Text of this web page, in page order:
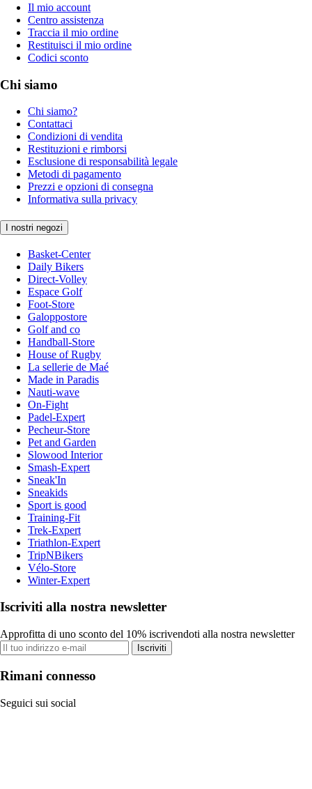
Il mio account
Centro assistenza
Traccia il mio ordine
Restituisci il mio ordine
Codici sconto
Chi siamo
Chi siamo?
Contattaci
Condizioni di vendita
Restituzioni e rimborsi
Esclusione di responsabilità legale
Metodi di pagamento
Prezzi e opzioni di consegna
Informativa sulla privacy
I nostri negozi
Basket-Center
Daily Bikers
Direct-Volley
Espace Golf
Foot-Store
Galoppostore
Golf and co
Handball-Store
House of Rugby
La sellerie de Maé
Made in Paradis
Nauti-wave
On-Fight
Padel-Expert
Pecheur-Store
Pet and Garden
Slowood Interior
Smash-Expert
Sneak'In
Sneakids
Sport is good
Training-Fit
Trek-Expert
Triathlon-Expert
TripNBikers
Vélo-Store
Winter-Expert
Iscriviti alla nostra newsletter
Approfitta di uno sconto del 10% iscrivendoti alla nostra newsletter
Iscriviti
Rimani connesso
Seguici sui social